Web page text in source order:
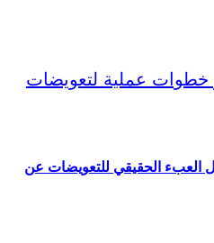
العبء الحقيقي للتعويضات عن